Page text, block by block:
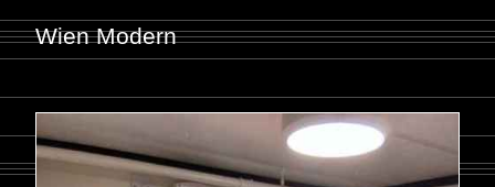
Wien Modern